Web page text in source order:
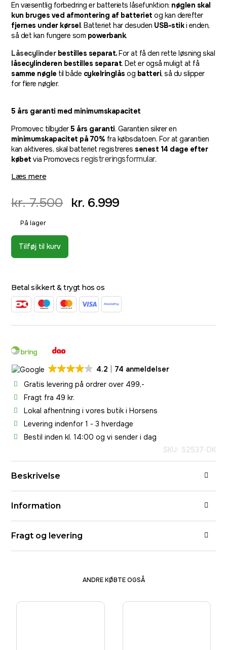
En væsentlig forbedring er batteriets låsefunktion: nøglen skal
kun bruges ved afmontering af batteriet og kan derefter
fjernes under kørsel . Batteriet har desuden USB-stiki enden,
så det kan fungere som powerbank.
Låsecylinderbestilles separat.For at få den rette løsning skal
låsecylinderen bestilles separat. Det er også muligt at få
samme nøgle til både cykelringlås og batteri, så du slipper
for flere nøgler.
5 års garanti med minimumskapacitet
Promovec tilbyder5 års garanti. Garantien sikrer en
minimumskapacitet på 70% fra købsdatoen. For at garantien
kan aktiveres, skal batteriet registreressenest 14 dage efter
købet via Promovecs registreringsformular.
Læs mere
kr.7.500 kr. 6.999
På lager
Tilføj til kurv
Betal sikkert & trygt hos os
4.2
74 anmeldelser
Gratis levering på ordrer over 499,-
Fragt fra 49 kr.
Lokal afhentning i vores butik i Horsens
Levering indenfor 1 - 3 hverdage
Bestil inden kl. 14:00 og vi sender i dag
SKU: 52537-DK
Beskrivelse
Information
Fragt og levering
ANDRE KØBTE OGSÅ